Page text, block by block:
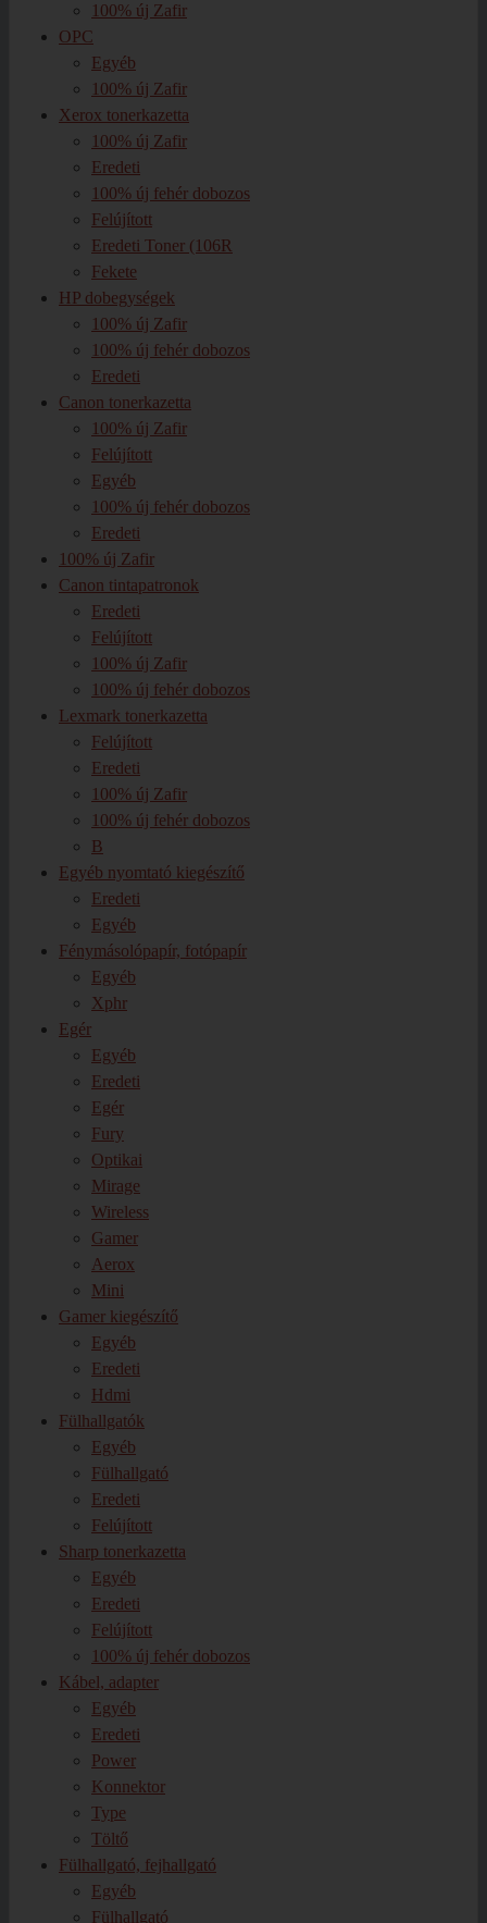
100% új Zafir
OPC
Egyéb
100% új Zafir
Xerox tonerkazetta
100% új Zafir
Eredeti
100% új fehér dobozos
Felújított
Eredeti Toner (106R
Fekete
HP dobegységek
100% új Zafir
100% új fehér dobozos
Eredeti
Canon tonerkazetta
100% új Zafir
Felújított
Egyéb
100% új fehér dobozos
Eredeti
100% új Zafir
Canon tintapatronok
Eredeti
Felújított
100% új Zafir
100% új fehér dobozos
Lexmark tonerkazetta
Felújított
Eredeti
100% új Zafir
100% új fehér dobozos
B
Egyéb nyomtató kiegészítő
Eredeti
Egyéb
Fénymásolópapír, fotópapír
Egyéb
Xphr
Egér
Egyéb
Eredeti
Egér
Fury
Optikai
Mirage
Wireless
Gamer
Aerox
Mini
Gamer kiegészítő
Egyéb
Eredeti
Hdmi
Fülhallgatók
Egyéb
Fülhallgató
Eredeti
Felújított
Sharp tonerkazetta
Egyéb
Eredeti
Felújított
100% új fehér dobozos
Kábel, adapter
Egyéb
Eredeti
Power
Konnektor
Type
Töltő
Fülhallgató, fejhallgató
Egyéb
Fülhallgató